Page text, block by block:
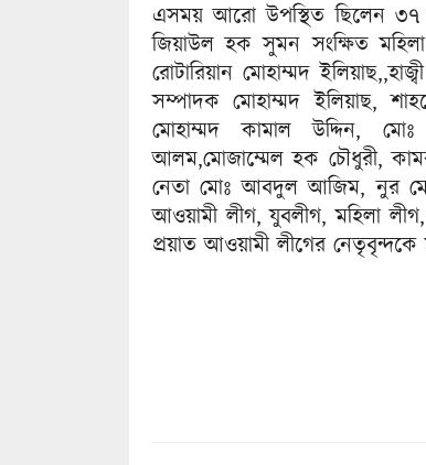
এসময় আরো উপস্থিত ছিলেন ৩৭
জিয়াউল হক সুমন সংক্ষিত
রোটারিয়ান মোহাম্মদ
সম্পাদক মোহাম্মদ ইলিয়াছ,
মোহাম্মদ কামাল উদ্দিন,
আলম,মোজাম্মেল হক চৌধুরী,
নেতা মোঃ আবদুল আজিম, নুর
আওয়ামী লীগ, যুবলীগ, মহিলা
প্রয়াত আওয়ামী লীগের